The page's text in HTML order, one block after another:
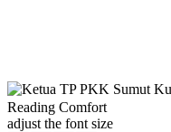
Reading Comfort
adjust the font size